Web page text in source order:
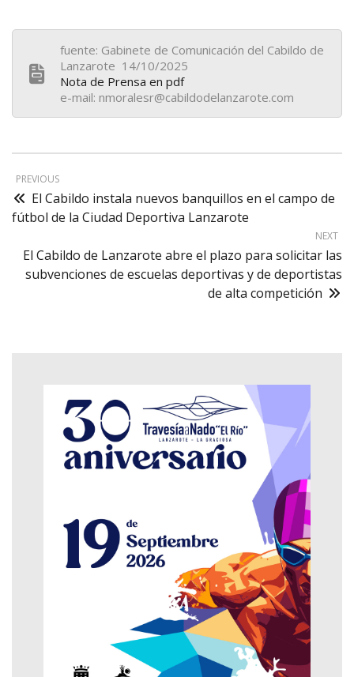
fuente: Gabinete de Comunicación del Cabildo de
Lanzarote 14/10/2025
Nota de Prensa en pdf
e-mail: nmoralesr@cabildodelanzarote.com
PREVIOUS
El Cabildo instala nuevos banquillos en el campo de
fútbol de la Ciudad Deportiva Lanzarote
NEXT
El Cabildo de Lanzarote abre el plazo para solicitar las
subvenciones de escuelas deportivas y de deportistas
de alta competición